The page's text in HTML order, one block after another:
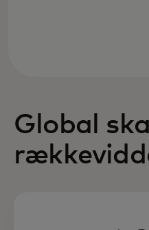
Global